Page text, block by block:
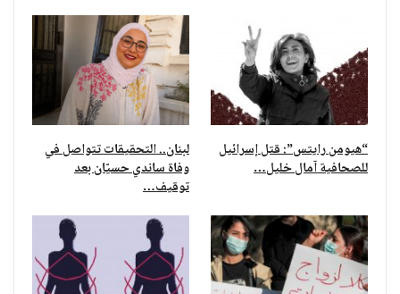
“هيومن رايتس”: قتل إسرائيل
للصحافية آمال خليل…
لبنان.. التحقيقات تتواصل في
وفاة ساندي حسيّان بعد
توقيف…